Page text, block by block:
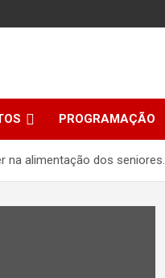
PROGRAMAÇÃO
na alimentação dos seniores.